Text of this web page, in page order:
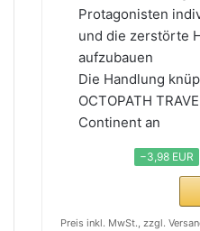
Protagonisten
und die zerstörte
aufzubauen
Die Handlung
OCTOPATH
Continent an
−3,98 EUR
Preis inkl. MwSt., zzgl.